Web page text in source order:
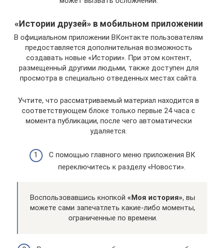
«Истории друзей» в мобильном приложении
В официальном приложении ВКонтакте пользователям
предоставляется дополнительная возможность
создавать новые «Истории». При этом контент,
размещенный другими людьми, также доступен для
просмотра в специально отведенных местах сайта.
Учтите, что рассматриваемый материал находится в
соответствующем блоке только первые 24 часа с
момента публикации, после чего автоматически
удаляется.
С помощью главного меню приложения ВК
переключитесь к разделу «Новости».
Воспользовавшись кнопкой «Моя история», вы
можете сами запечатлеть какие-либо моменты,
ограниченные по времени.